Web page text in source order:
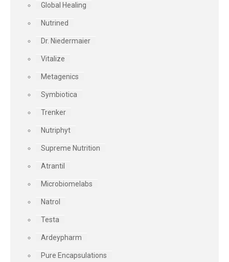
Global Healing
Nutrined
Dr. Niedermaier
Vitalize
Metagenics
Symbiotica
Trenker
Nutriphyt
Supreme Nutrition
Atrantil
Microbiomelabs
Natrol
Testa
Ardeypharm
Pure Encapsulations